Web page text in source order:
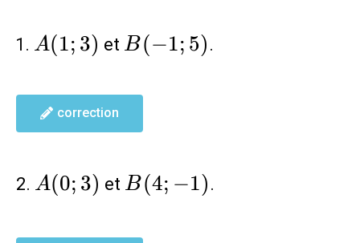
A(1;3)
A(1; 3) et B(-1;5)
B(−1; 5) .
correction
2. A(0;3)
A(0; 3) et B(4;-1)
B(4; −1) .